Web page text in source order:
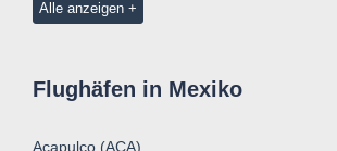
Alle anzeigen
Flughäfen in Mexiko
Acapulco (ACA)